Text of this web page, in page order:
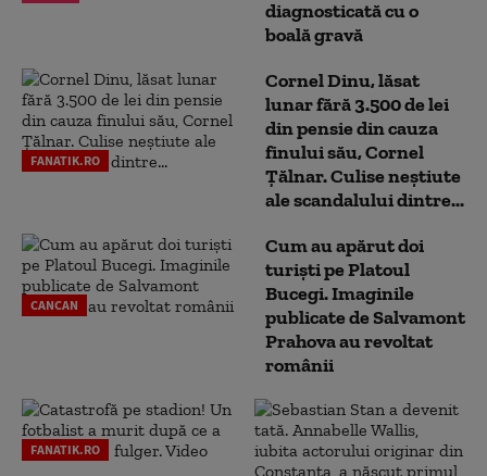
diagnosticată cu o
boală gravă
FANATIK.RO
Cornel Dinu, lăsat
lunar fără 3.500 de lei
din pensie din cauza
finului său, Cornel
Țălnar. Culise neștiute
ale scandalului dintre...
CANCAN
Cum au apărut doi
turiști pe Platoul
Bucegi. Imaginile
publicate de Salvamont
Prahova au revoltat
românii
FANATIK.RO